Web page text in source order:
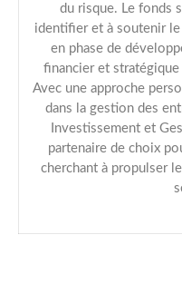
du risque. Le fonds
identifier et à soutenir
en phase de
financier et
Avec une approche
dans la gestion des
Investissement et
partenaire de choix
cherchant à propulser